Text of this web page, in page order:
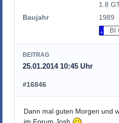
1.8
Baujahr
1989
BI
BEITRAG
25.01.2014 10:45 Uhr
#16846
Dann mal guten Morgen und
im Forum Josh